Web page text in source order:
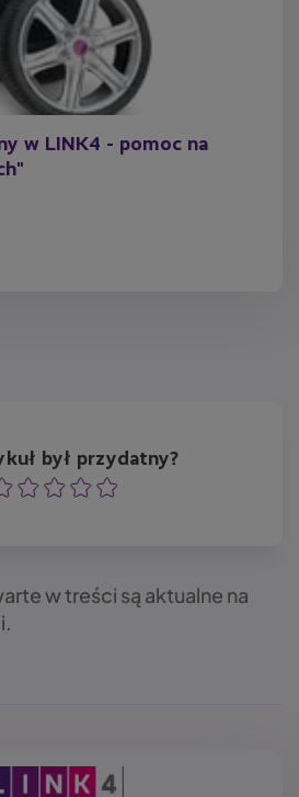
w LINK4 - pomoc na
był przydatny?
OcenaOcenaOcena
OcenaOcena
w treści są aktualne na